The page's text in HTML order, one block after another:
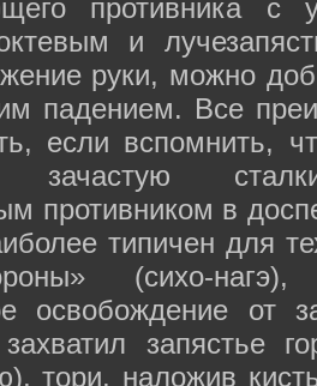
противника с
и
руки, можно
падением. Все
если вспомнить,
зачастую
противником в
типичен для
(сихо-
освобождение от
запястье
тори, наложив